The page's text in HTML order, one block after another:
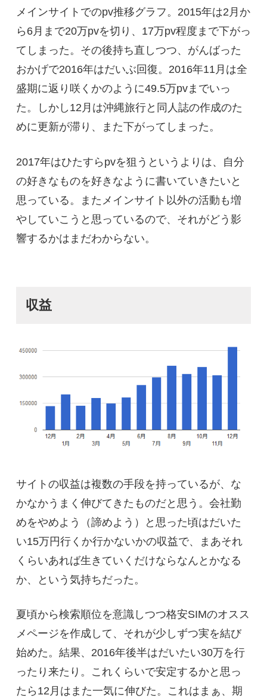
メインサイトでのpv推移グラフ。2015年は2月か
ら6月まで20万pvを切り、17万pv程度まで下がっ
てしまった。その後持ち直しつつ、がんばった
おかげで2016年はだいぶ回復。2016年11月は全
盛期に返り咲くかのように49.5万pvまでいっ
た。しかし12月は沖縄旅行と同人誌の作成のた
めに更新が滞り、また下がってしまった。
2017年はひたすらpvを狙うというよりは、自分
の好きなものを好きなように書いていきたいと
思っている。またメインサイト以外の活動も増
やしていこうと思っているので、それがどう影
響するかはまだわからない。
収益
サイトの収益は複数の手段を持っているが、な
かなかうまく伸びてきたものだと思う。会社勤
めをやめよう（諦めよう）と思った頃はだいた
い15万円行くか行かないかの収益で、まあそれ
くらいあれば生きていくだけならなんとかなる
か、という気持ちだった。
夏頃から検索順位を意識しつつ格安SIMのオスス
メページを作成して、それが少しずつ実を結び
始めた。結果、2016年後半はだいたい30万を行
ったり来たり。これくらいで安定するかと思っ
たら12月はまた一気に伸びた。これはまぁ、期